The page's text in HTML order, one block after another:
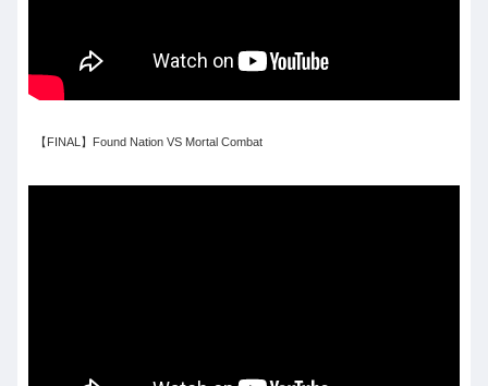
【FINAL】Found Nation VS Mortal Combat